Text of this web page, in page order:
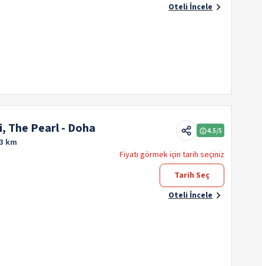
Oteli İncele
The Pearl - Doha
km
4.5/5
Fiyatı görmek için tarih seçiniz
Tarih Seç
Oteli İncele